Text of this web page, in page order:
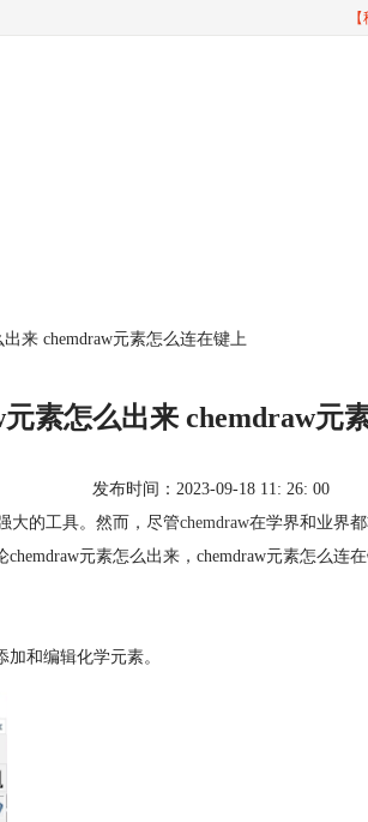
出来 chemdraw元素怎么连在键上
素怎么出来 chemdraw元
发布时间：2023-09-18 11: 26: 00
大的工具。然而，尽管chemdraw在学界和业界
元素怎么出来，chemdraw元素怎么连
和编辑化学元素。